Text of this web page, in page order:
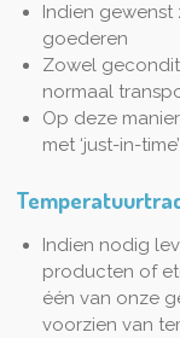
Indien
goederen
Zowel
normaal
Op deze
met ‘just-in-
Indien nodig
producten of
één van onze
voorzien van